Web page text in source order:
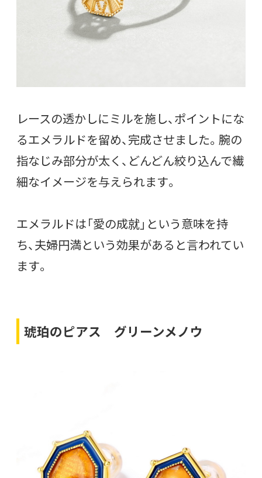
レースの透かしにミルを施し、ポイントにな
るエメラルドを留め、完成させました。腕の
指なじみ部分が太く、どんどん絞り込んで繊
細なイメージを与えられます。
エメラルドは「愛の成就」という意味を持
ち、夫婦円満という効果があると言われてい
ます。
琥珀のピアス グリーンメノウ